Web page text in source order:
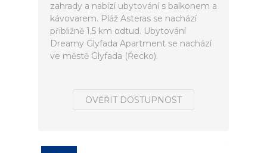
zahrady a nabízí ubytování s balkonem a
kávovarem. Pláž Asteras se nachází
přibližně 1,5 km odtud. Ubytování
Dreamy Glyfada Apartment se nachází
ve městě Glyfada (Řecko).
OVĚŘIT DOSTUPNOST